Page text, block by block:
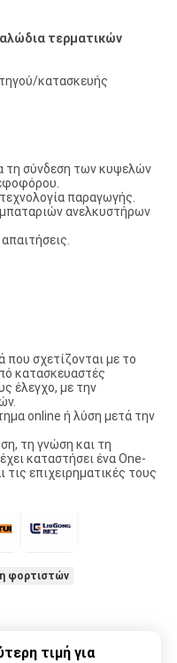
τερματικών
κατασκευής
τη σύνδεση των κυψελών
παραγωγής.
ανελκυστήρων
που σχετίζονται με το
κατασκευαστές
έλεγχο, με την
online ή λύση μετά την
τη γνώση και τη
καταστήσει ένα One-
επιχειρηματικές τους
φορτιστών
τιμή για